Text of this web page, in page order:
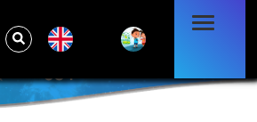
กุญแจแห่งการชะลอวัย
ชรา